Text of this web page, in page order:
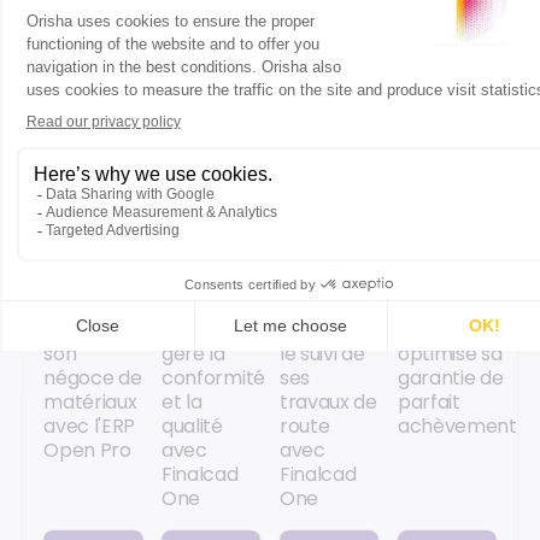
Accéder
contenu
Accéder Accéder Accéder
CAS
modernise
son
négoce de
matériaux
avec l'ERP
Open Pro
CAS
gère la
conformité
et la
qualité
avec
Finalcad
One
optimise
le suivi de
ses
travaux de
route
avec
Finalcad
One
optimise sa
garantie de
parfait
achèvement